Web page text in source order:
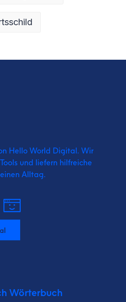
Hello World Digital. Wir
und liefern hilfreiche
Alltag.
Wörterbuch